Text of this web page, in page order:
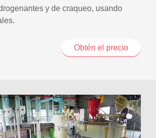
y de craqueo, usando
Obtén el precio